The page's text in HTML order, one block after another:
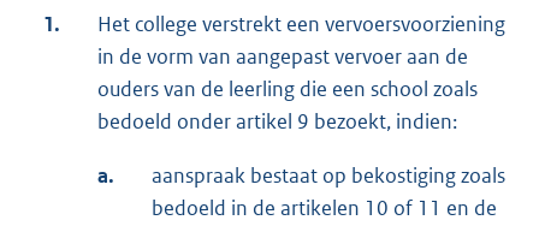
1.
Het college verstrekt een vervoersvoorziening
in de vorm van aangepast vervoer aan de
ouders van de leerling die een school zoals
bedoeld onder artikel 9 bezoekt, indien:
a.
aanspraak bestaat op bekostiging zoals
bedoeld in de artikelen 10 of 11 en de